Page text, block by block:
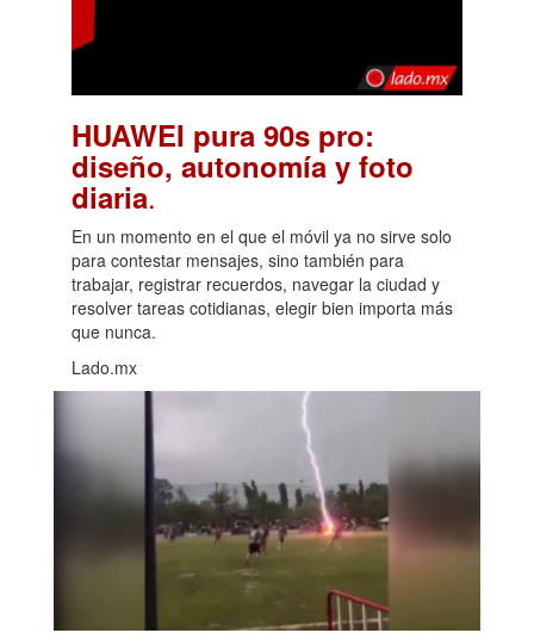
HUAWEI pura 90s pro:
diseño, autonomía y foto
diaria.
En un momento en el que el móvil ya no sirve solo
para contestar mensajes, sino también para
trabajar, registrar recuerdos, navegar la ciudad y
resolver tareas cotidianas, elegir bien importa más
que nunca.
Lado.mx